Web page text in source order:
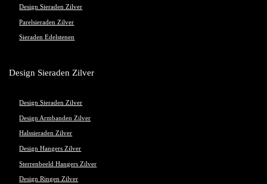
Design Sieraden Zilver
Parelsieraden Zilver
Sieraden Edelstenen
Design Sieraden Zilver
Design Sieraden Zilver
Design Armbanden Zilver
Halssieraden Zilver
Design Hangers Zilver
Sterrenbeeld Hangers Zilver
Design Ringen Zilver